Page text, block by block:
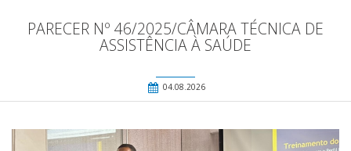
PARECER Nº 46/2025/CÂMARA TÉCNICA DE
ASSISTÊNCIA À SAÚDE
04.08.2026